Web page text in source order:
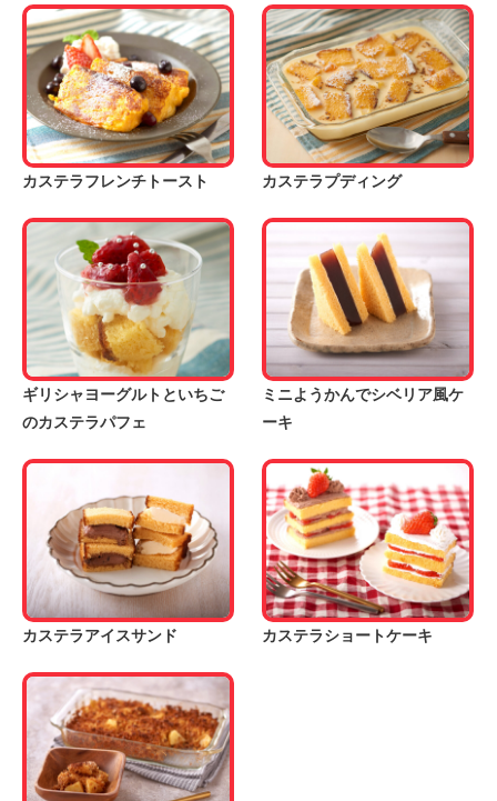
カステラフレンチトースト カステラプディング
ギリシャヨーグルトといちご
のカステラパフェ
ミニようかんでシベリア風ケ
ーキ
カステラアイスサンド カステラショートケーキ